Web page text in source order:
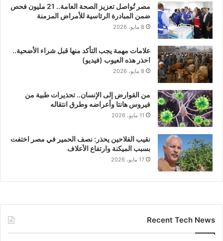
مصر تُواصل تعزيز الصحة العامة.. 21 مليون فحص
ضمن المبادرة الرئاسية للأمراض المزمنة
8 مايو، 2026
علامات مهمة يجب التأكد منها قبل شراء الأضحية..
احذر هذه العيوب (فيديو)
8 مايو، 2026
من القوارض إلى الإنسان.. تحذيرات طبية من
فيروس هانتا وأعراضه وطرق انتقاله
11 مايو، 2026
نقيب الفلاحين يحذر: نصف الحمير في مصر اختفت
بسبب الميكنة وارتفاع الأعلاف
17 مايو، 2026
Recent Tech News